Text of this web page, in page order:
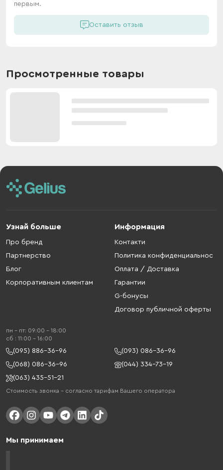
первым.
Оставить отзыв
Просмотренные товары
Узнай больше
Про бренд
Партнерство
Блог
Корпоративным клиентам
Информация
Контакти
Политика конфиденциальнос
Оплата / Доставка
Гарантии
G-бонусы
Договор публичной оферты
пн - пт: 09:00 - 18:00
cб : 11:00 - 16:00
(095) 886-36-96
(093) 086-36-96
(068) 086-36-96
(044) 334-73-19
(063) 435-51-21
Стоимость звонка – согласно тарифам Вашего оператора
Мы принимаем